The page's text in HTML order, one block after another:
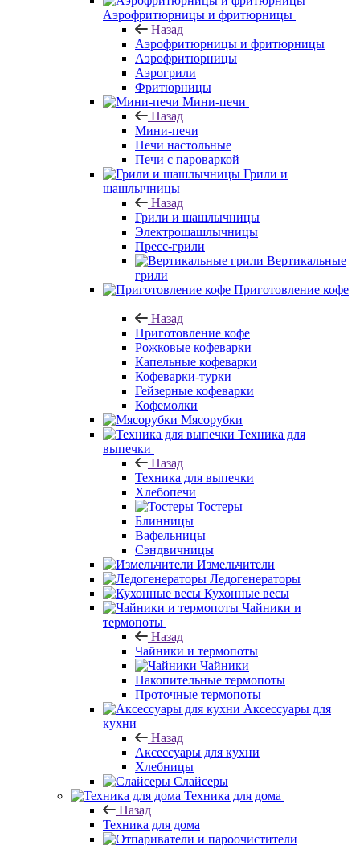
Аэрофритюрницы и фритюрницы
Назад
Аэрофритюрницы и фритюрницы
Аэрофритюрницы
Аэрогрили
Фритюрницы
Мини-печи
Назад
Мини-печи
Печи настольные
Печи с пароваркой
Грили и
шашлычницы
Назад
Грили и шашлычницы
Электрошашлычницы
Пресс-грили
Вертикальные
грили
Приготовление кофе
Назад
Приготовление кофе
Рожковые кофеварки
Капельные кофеварки
Кофеварки-турки
Гейзерные кофеварки
Кофемолки
Мясорубки
Техника для
выпечки
Назад
Техника для выпечки
Хлебопечи
Тостеры
Блинницы
Вафельницы
Сэндвичницы
Измельчители
Ледогенераторы
Кухонные весы
Чайники и
термопоты
Назад
Чайники и термопоты
Чайники
Накопительные термопоты
Проточные термопоты
Аксессуары для
кухни
Назад
Аксессуары для кухни
Хлебницы
Слайсеры
Техника для дома
Назад
Техника для дома